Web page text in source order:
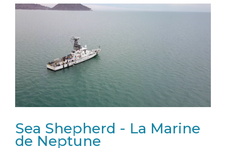
Sea Shepherd - La Marine
de Neptune